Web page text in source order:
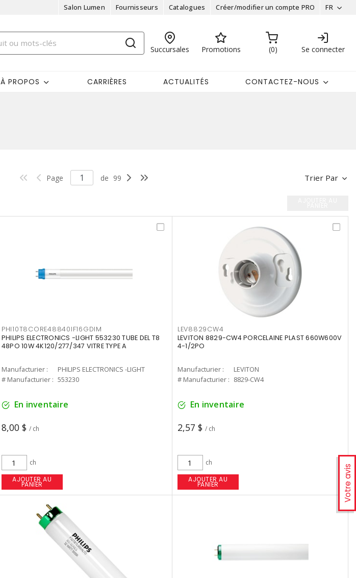
Salon Lumen Fournisseurs Catalogues Créer/modifier un compte PRO FR
Succursales Promotions 0 Se connecter
À PROPOS CARRIÈRES ACTUALITÉS CONTACTEZ-NOUS
Votre avis
Trier Par
Page de 99
PHI10T8CORE48840IF16GDIM
PHILIPS ELECTRONICS -LIGHT 553230 TUBE DEL T8
48PO 10W 4K120/277/347 VITRE TYPE A
Manufacturier :
PHILIPS ELECTRONICS -LIGHT
# Manufacturier : 553230
En inventaire
8,00 $ / ch
ch
AJOUTER AU
PANIER
LEV8829CW4
LEVITON 8829-CW4 PORCELAINE PLAST 660W600V
4-1/2PO
Manufacturier :
LEVITON
# Manufacturier : 8829-CW4
En inventaire
2,57 $ / ch
ch
AJOUTER AU
PANIER